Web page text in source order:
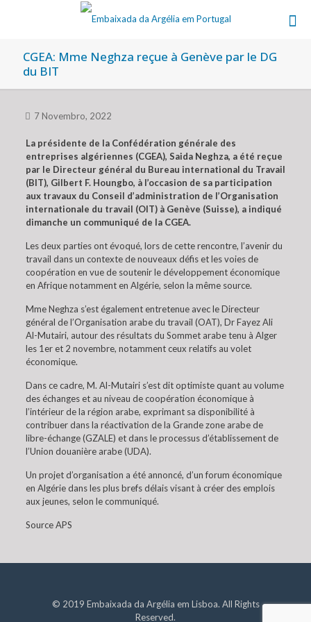
CGEA: Mme Neghza reçue à Genève par le DG
du BIT
7 Novembro, 2022
La présidente de la Confédération générale des
entreprises algériennes (CGEA), Saida Neghza, a été reçue
par le Directeur général du Bureau international du Travail
(BIT), Gilbert F. Houngbo, à l’occasion de sa participation
aux travaux du Conseil d’administration de l’Organisation
internationale du travail (OIT) à Genève (Suisse), a indiqué
dimanche un communiqué de la CGEA.
Les deux parties ont évoqué, lors de cette rencontre, l’avenir du
travail dans un contexte de nouveaux défis et les voies de
coopération en vue de soutenir le développement économique
en Afrique notamment en Algérie, selon la même source.
Mme Neghza s’est également entretenue avec le Directeur
général de l’Organisation arabe du travail (OAT), Dr Fayez Ali
Al-Mutairi, autour des résultats du Sommet arabe tenu à Alger
les 1er et 2 novembre, notamment ceux relatifs au volet
économique.
Dans ce cadre, M. Al-Mutairi s’est dit optimiste quant au volume
des échanges et au niveau de coopération économique à
l’intérieur de la région arabe, exprimant sa disponibilité à
contribuer dans la réactivation de la Grande zone arabe de
libre-échange (GZALE) et dans le processus d’établissement de
l’Union douanière arabe (UDA).
Un projet d’organisation a été annoncé, d’un forum économique
en Algérie dans les plus brefs délais visant à créer des emplois
aux jeunes, selon le communiqué.
Source APS
© 2019 Embaixada da Argélia em Lisboa. All Rights
Reserved.